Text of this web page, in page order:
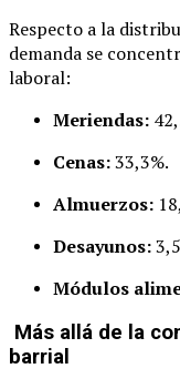
Respecto a la
demanda se
laboral:
Meriendas:
Cenas:33,3%.
Almuerzos:
Desayunos:
Módulos
Más allá de la
barrial